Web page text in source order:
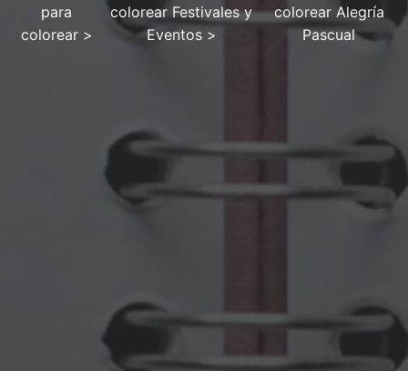
para
colorear>
colorear Festivales y
Eventos >
colorear Alegría
Pascual